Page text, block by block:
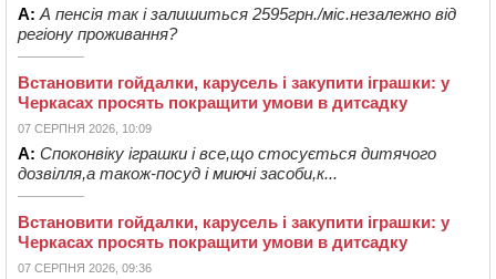
А: А пенсія так і залишиться 2595грн./міс.незалежно від
регіону проживання?
Встановити гойдалки, карусель і закупити іграшки: у
Черкасах просять покращити умови в дитсадку
07 СЕРПНЯ 2026, 10:09
А: Споконвіку іграшки і все,що стосується дитячого
дозвілля,а також-посуд і миючі засоби,к...
Встановити гойдалки, карусель і закупити іграшки: у
Черкасах просять покращити умови в дитсадку
07 СЕРПНЯ 2026, 09:36